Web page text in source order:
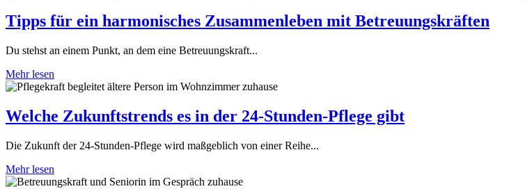
Tipps für ein harmonisches Zusammenleben mit Betreuungskräften
Du stehst an einem Punkt, an dem eine Betreuungskraft...
Mehr lesen
Welche Zukunftstrends es in der 24-Stunden-Pflege gibt
Die Zukunft der 24-Stunden-Pflege wird maßgeblich von einer Reihe...
Mehr lesen